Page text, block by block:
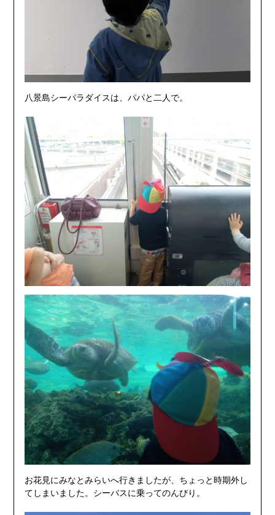
八景島シーパラダイスは、パパと二人で。
お花見にみなとみらいへ行きましたが、ちょっと時期外し
てしまいました。シーバスに乗ってのんびり。